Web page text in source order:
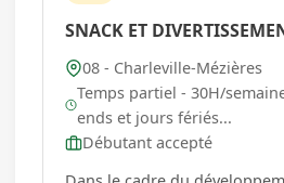
SNACK ET
08 - Charleville-Mézières
Temps partiel - 30H/
ends et jours fériés...
Débutant accepté